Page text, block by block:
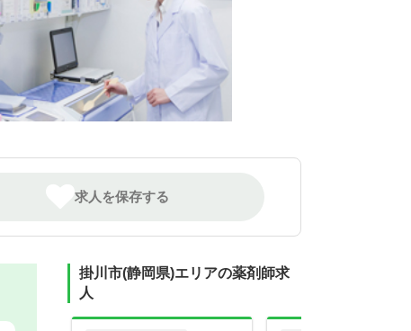
求人を保存する
掛川市(静岡県)エリアの薬剤師求
人